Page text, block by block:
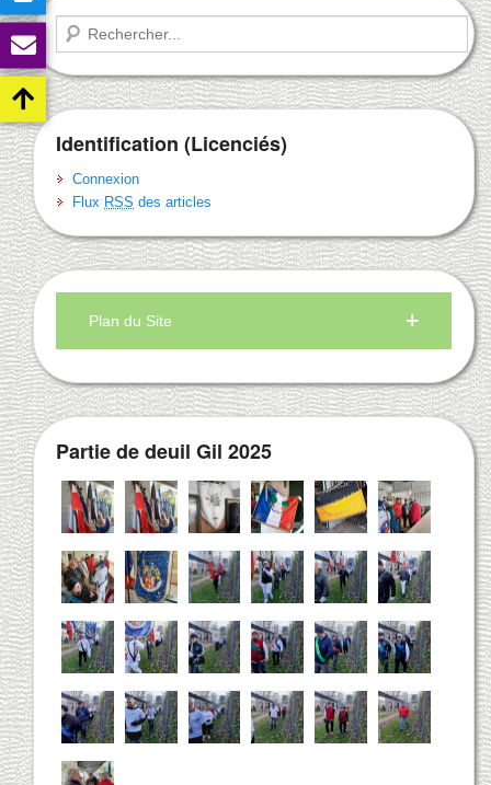
Recherche
Identification (Licenciés)
Connexion
Flux RSS des articles
Plan du Site
Partie de deuil Gil 2025